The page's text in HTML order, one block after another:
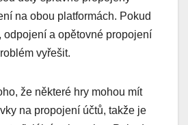
na obou platformách. Pokud
odpojení a opětovné propojení
vyřešit.
že některé hry mohou mít
na propojení účtů, takže je